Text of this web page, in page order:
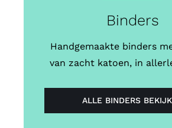
Binders
Handgemaakte binders
van zacht katoen, in
ALLE BINDERS